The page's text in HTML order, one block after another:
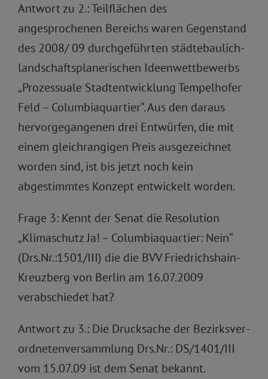
Antwort zu 2.: Teilflächen des
angesprochenen Bereichs waren Gegenstand
des 2008/ 09 durchgeführten städtebaulich-
landschaftsplanerischen Ideenwettbewerbs
„Prozessuale Stadtentwicklung Tempelhofer
Feld – Columbiaquartier“. Aus den daraus
hervorgegangenen drei Entwürfen, die mit
einem gleichrangigen Preis ausgezeichnet
worden sind, ist bis jetzt noch kein
abgestimmtes Konzept entwickelt worden.
Frage 3: Kennt der Senat die Resolution
„Klimaschutz Ja! – Columbiaquartier: Nein“
(Drs.Nr.:1501/III) die die BVV Friedrichshain-
Kreuzberg von Berlin am 16.07.2009
verabschiedet hat?
Antwort zu 3.: Die Drucksache der Bezirksver-
ordnetenversammlung Drs.Nr.: DS/1401/III
vom 15.07.09 ist dem Senat bekannt.